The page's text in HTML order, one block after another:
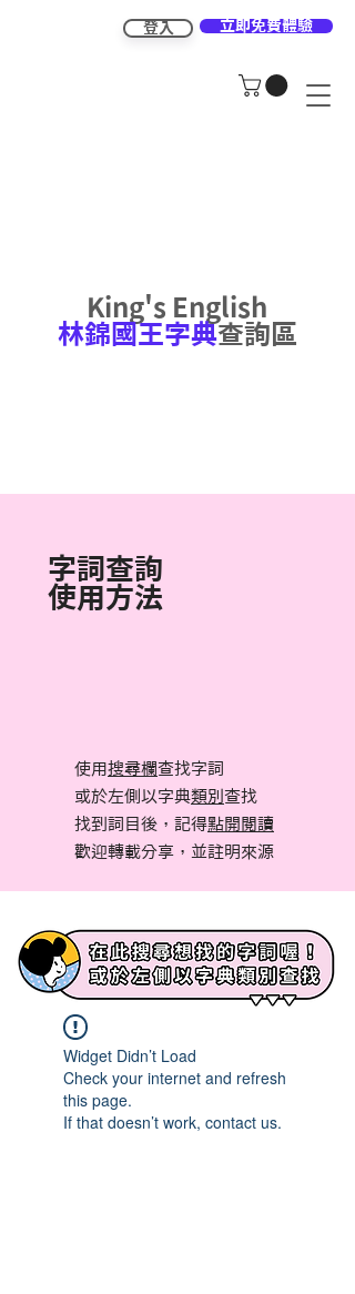
登入 立即免費體驗
King's English
林錦國王字典查詢區
字詞查詢
使用方法
使用搜尋欄查找字詞
或於左側以字典類別 查找
找到詞目後，記得點開閱讀
​歡迎轉載分享，並註明來源
Widget Didn’t Load
Check your internet and refresh
this page.
If that doesn’t work, contact us.